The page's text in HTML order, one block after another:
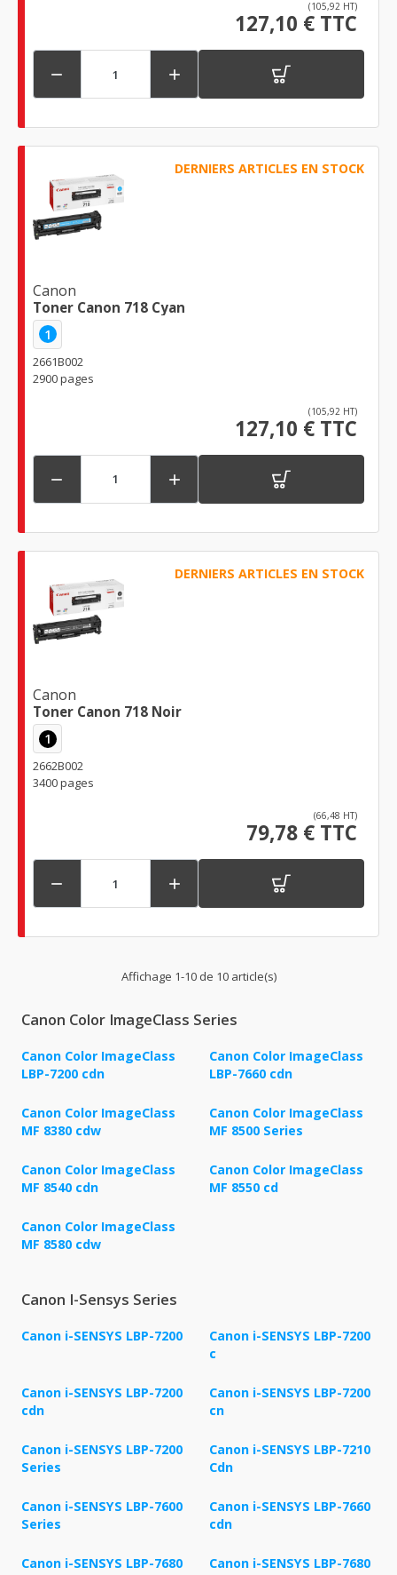
(105,92 HT)
127,10 € TTC
 
DERNIERS ARTICLES EN STOCK
Canon
Toner Canon 718 Cyan
1
2661B002
2900 pages
(105,92 HT)
127,10 € TTC
 
DERNIERS ARTICLES EN STOCK
Canon
Toner Canon 718 Noir
1
2662B002
3400 pages
(66,48 HT)
79,78 € TTC
 
Affichage 1-10 de 10 article(s)
Canon Color ImageClass Series
Canon Color ImageClass
LBP-7200 cdn
Canon Color ImageClass
LBP-7660 cdn
Canon Color ImageClass
MF 8380 cdw
Canon Color ImageClass
MF 8500 Series
Canon Color ImageClass
MF 8540 cdn
Canon Color ImageClass
MF 8550 cd
Canon Color ImageClass
MF 8580 cdw
Canon I-Sensys Series
Canon i-SENSYS LBP-7200
Canon i-SENSYS LBP-7200
c
Canon i-SENSYS LBP-7200
cdn
Canon i-SENSYS LBP-7200
cn
Canon i-SENSYS LBP-7200
Series
Canon i-SENSYS LBP-7210
Cdn
Canon i-SENSYS LBP-7600
Series
Canon i-SENSYS LBP-7660
cdn
Canon i-SENSYS LBP-7680
Canon i-SENSYS LBP-7680